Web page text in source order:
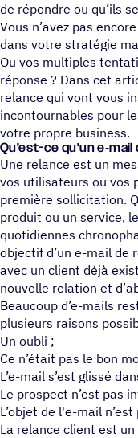
de répondre ou qu’ils
Vous n’avez pas
dans votre stratégie
Ou vos multiples
réponse ? Dans cet
relance qui vont vous
incontournables pour
votre propre business.
Qu’est-ce qu’un
Une relance est un
vos utilisateurs ou vos
première sollicitation.
produit ou un service,
quotidiennes
objectif d’un e-mail de
avec un client déjà
nouvelle relation et
Beaucoup d’e-mails
plusieurs raisons
Un oubli ;
Ce n’était pas le bon
L’e-mail s’est glissé
Le prospect n’est pas
L’objet de l'e-mail
La relance client est